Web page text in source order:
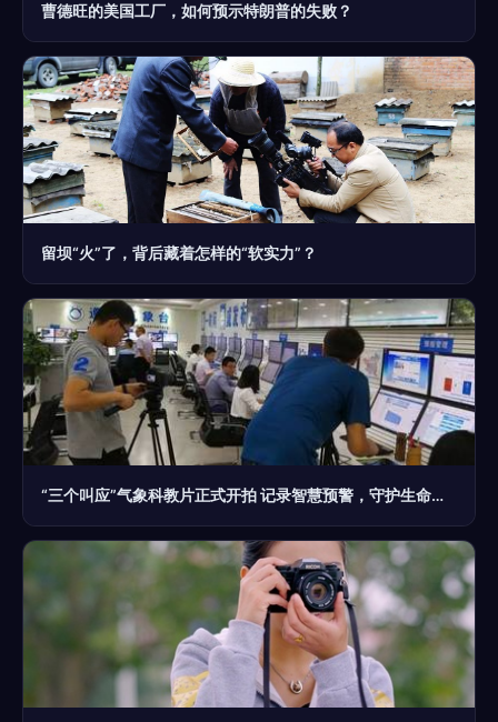
曹德旺的美国工厂，如何预示特朗普的失败？
留坝“火”了，背后藏着怎样的“软实力”？
“三个叫应”气象科教片正式开拍 记录智慧预警，守护生命防线